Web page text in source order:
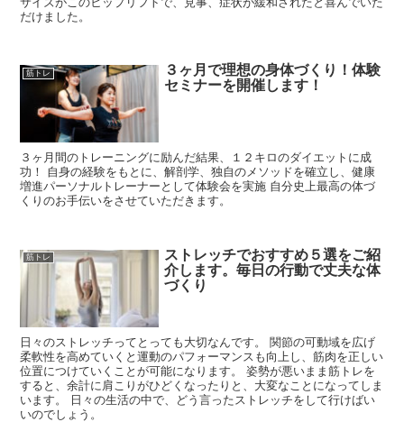
だけました。
筋トレ
３ヶ月で理想の身体づくり！体験
セミナーを開催します！
３ヶ月間のトレーニングに励んだ結果、１２キロのダイエットに成
功！ 自身の経験をもとに、解剖学、独自のメソッドを確立し、健康
増進パーソナルトレーナーとして体験会を実施 自分史上最高の体づ
くりのお手伝いをさせていただきます。
筋トレ
ストレッチでおすすめ５選をご紹
介します。毎日の行動で丈夫な体
づくり
日々のストレッチってとっても大切なんです。 関節の可動域を広げ
柔軟性を高めていくと運動のパフォーマンスも向上し、筋肉を正しい
位置につけていくことが可能になります。 姿勢が悪いまま筋トレを
すると、余計に肩こりがひどくなったりと、大変なことになってしま
います。 日々の生活の中で、どう言ったストレッチをして行けばい
いのでしょう。